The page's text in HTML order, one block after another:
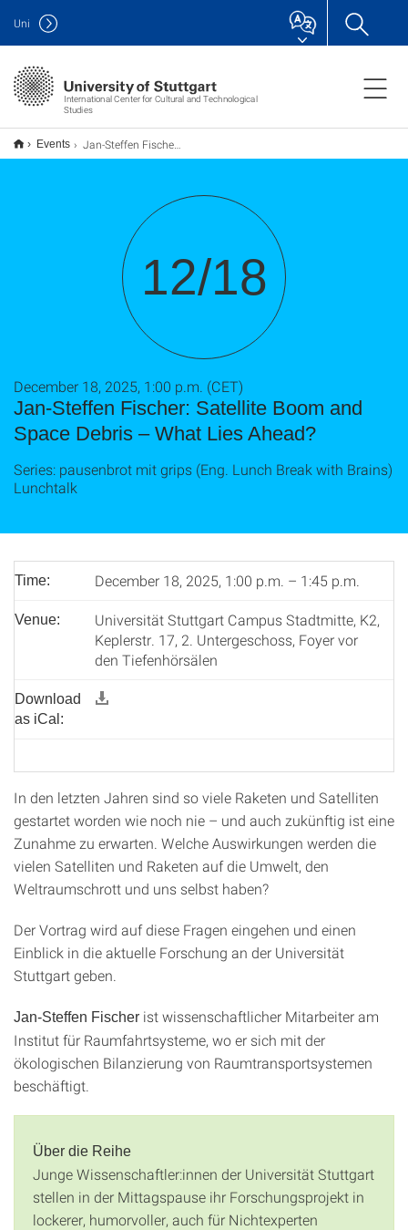
International Center for Cultural and Technological
Studies
Uni
Events Jan-Steffen Fischer: Satelliten-Boom und Weltraumschrott – Was kommt auf uns zu?
12/18
Jan-Steffen Fischer: Satellite Boom and
Space Debris – What Lies Ahead?
December 18, 2025, 1:00 p.m. (CET)
Series: pausenbrot mit grips (Eng. Lunch Break with Brains)
Lunchtalk
Time: December 18, 2025, 1:00 p.m. – 1:45 p.m.
Venue:
Universität Stuttgart Campus Stadtmitte, K2,
Keplerstr. 17, 2. Untergeschoss, Foyer vor
den Tiefenhörsälen
Download
as iCal:
In den letzten Jahren sind so viele Raketen und Satelliten
gestartet worden wie noch nie – und auch zukünftig ist eine
Zunahme zu erwarten. Welche Auswirkungen werden die
vielen Satelliten und Raketen auf die Umwelt, den
Weltraumschrott und uns selbst haben?
Der Vortrag wird auf diese Fragen eingehen und einen
Einblick in die aktuelle Forschung an der Universität
Stuttgart geben.
Jan-Steffen Fischer ist wissenschaftlicher Mitarbeiter am
Institut für Raumfahrtsysteme, wo er sich mit der
ökologischen Bilanzierung von Raumtransportsystemen
beschäftigt.
Über die Reihe
Junge Wissenschaftler:innen der Universität Stuttgart
stellen in der Mittagspause ihr Forschungsprojekt in
lockerer, humorvoller, auch für Nichtexperten